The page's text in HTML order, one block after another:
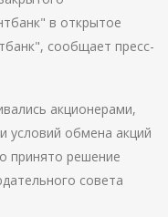
в открытое
сообщает пресс-
акционерами,
условий обмена акций
принято решение
совета